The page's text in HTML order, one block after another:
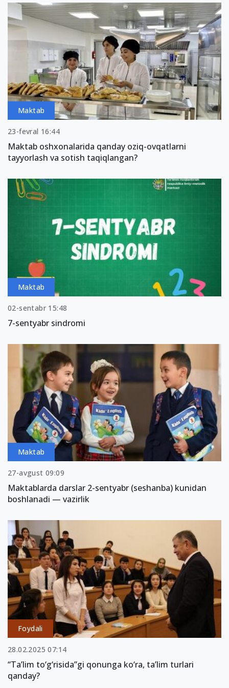
Maktab
23-fevral 16:44
Maktab oshxonalarida qanday oziq-ovqatlarni
tayyorlash va sotish taqiqlangan?
Maktab
02-sentabr 15:48
7-sentyabr sindromi
Maktab
27-avgust 09:09
Maktablarda darslar 2-sentyabr (seshanba) kunidan
boshlanadi — vazirlik
Foydali
28.02.2025 07:14
“Ta’lim to‘g‘risida”gi qonunga ko‘ra, ta’lim turlari
qanday?